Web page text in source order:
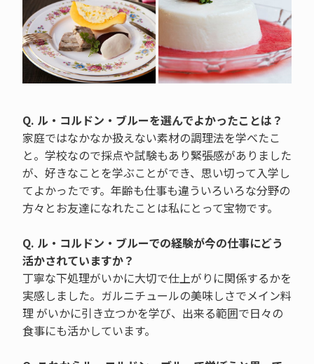
Q. ル・コルドン・ブルーを選んでよかったことは？
家庭ではなかなか扱えない素材の調理法を学べたこ
と。学校なので採点や試験もあり緊張感がありました
が、好きなことを学ぶことができ、思い切って入学し
てよかったです。年齢も仕事も違ういろいろな分野の
方々とお友達になれたことは私にとって宝物です。
Q. ル・コルドン・ブルーでの経験が今の仕事にどう
活かされていますか？
丁寧な下処理がいかに大切で仕上がりに関係するかを
実感しました。ガルニチュールの美味しさでメイン料
理 がいかに引き立つかを学び、出来る範囲で日々の
食事にも活かしています。